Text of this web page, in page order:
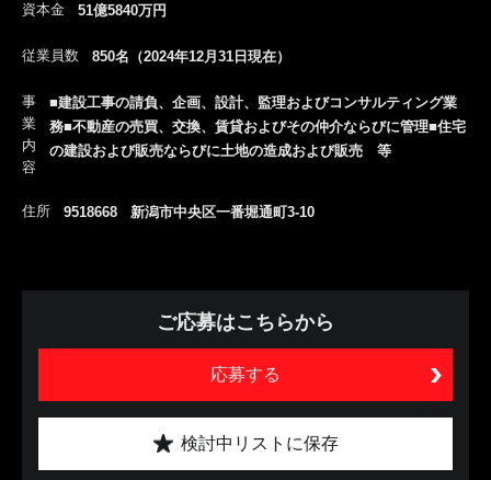
資本金 51億5840万円
従業員数 850名（2024年12月31日現在）
事
業
内
容
■建設工事の請負、企画、設計、監理およびコンサルティング業
務■不動産の売買、交換、賃貸およびその仲介ならびに管理■住宅
の建設および販売ならびに土地の造成および販売 等
住所 9518668 新潟市中央区一番堀通町3-10
ご応募はこちらから
応募する
検討中リストに保存